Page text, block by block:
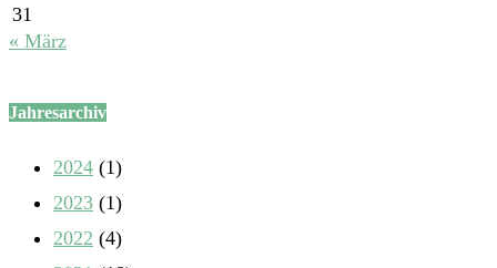
31
« März
Jahresarchiv
2024 (1)
2023 (1)
2022 (4)